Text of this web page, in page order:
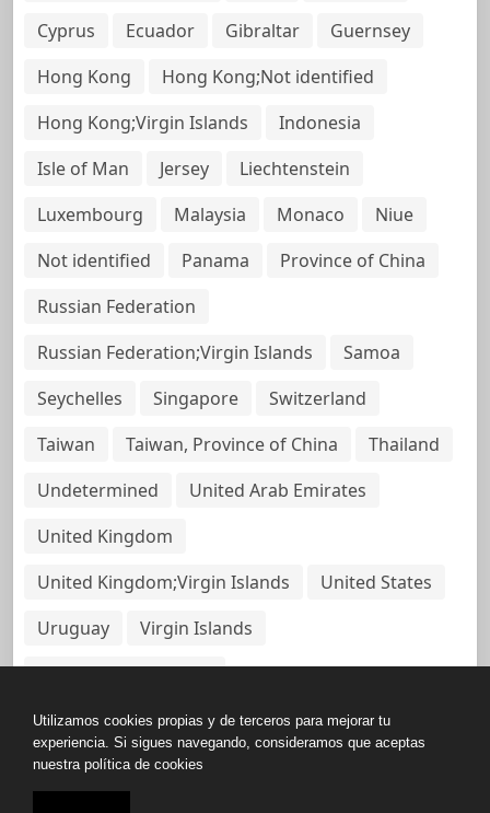
Cyprus
Ecuador Gibraltar
Guernsey
Hong Kong
Hong Kong;Not identified
Hong Kong;Virgin Islands
Indonesia
Isle of Man
Jersey
Liechtenstein
Luxembourg
Malaysia Monaco
Niue
Not identified
Panama
Province of China
Russian Federation
Russian Federation;Virgin Islands
Samoa
Seychelles
Singapore
Switzerland
Taiwan
Taiwan, Province of China
Thailand
Undetermined
United Arab Emirates
United Kingdom
United Kingdom;Virgin Islands
United States
Uruguay
Virgin Islands
Virgin Islands, British
Copyright © All rights reserved.
Utilizamos cookies propias y de terceros para mejorar tu
experiencia. Si sigues navegando, consideramos que aceptas
nuestra política de cookies